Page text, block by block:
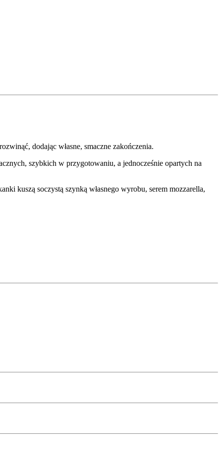
dodając własne, smaczne zakończenia.
szybkich w przygotowaniu, a jednocześnie opartych na
kuszą soczystą szynką własnego wyrobu, serem mozzarella,